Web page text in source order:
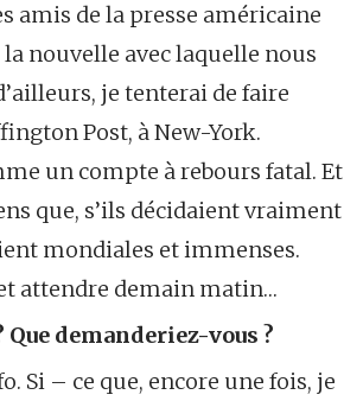
amis de la presse américaine
nouvelle avec laquelle nous
je tenterai de faire
Post, à New-York.
un compte à rebours fatal. Et
que, s’ils décidaient vraiment
mondiales et immenses.
attendre demain matin…
demanderiez-vous ?
Si – ce que, encore une fois, je